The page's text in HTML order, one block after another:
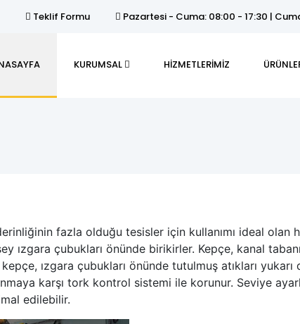
Teklif Formu Pazartesi - Cuma: 08:00 - 17:30 |
KURUMSAL HİZMETLERİMİZ
fazla olduğu tesisler için kullanımı ideal olan
ızgara çubukları önünde birikirler. Kepçe, kanal
ızgara çubukları önünde tutulmuş atıkları yukarı
karşı tork kontrol sistemi ile korunur. Seviye
edilebilir.